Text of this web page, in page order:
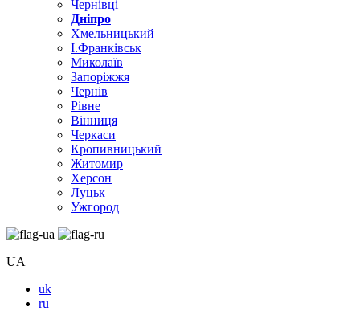
Чернівці
Дніпро
Хмельницький
І.Франківськ
Миколаїв
Запоріжжя
Чернів
Рівне
Вінниця
Черкаси
Кропивницький
Житомир
Херсон
Луцьк
Ужгород
UA
uk
ru